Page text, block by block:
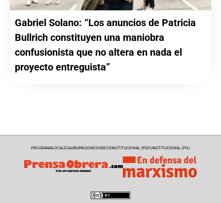
Gabriel Solano: “Los anuncios de Patricia
Bullrich constituyen una maniobra
confusionista que no altera en nada el
proyecto entreguista”
PROGRAMALOCALESAGRUPACIONESVIDEOSINSTITUCIONAL (PDO)INSTITUCIONAL (PO)